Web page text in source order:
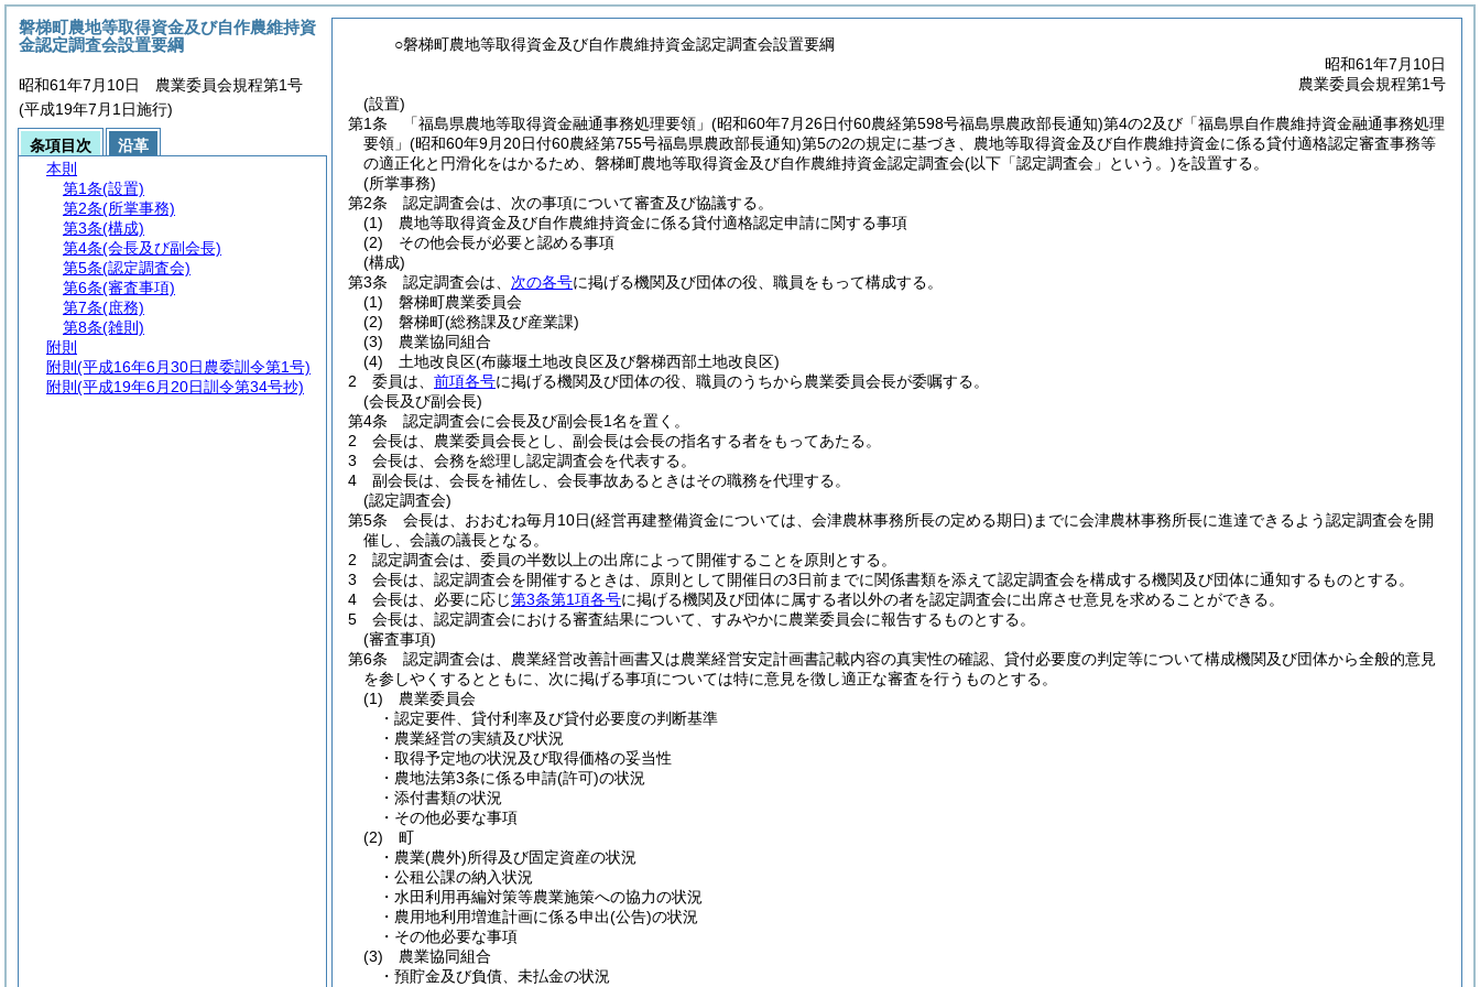
○磐梯町農地等取得資金及び自作農維持資金認定調査会設置要綱
昭和61年7月10日
農業委員会規程第1号
(設置)
第1条
「福島県農地等取得資金融通事務処理要領」 (昭和60年7月26日付60農経第598号福島県農政部長通知)第4の2及び「福島県自作農維持資金融通事務処理
要領」 (昭和60年9月20日付60農経第755号福島県農政部長通知)第5の2の規定に基づき、農地等取得資金及び自作農維持資金に係る貸付適格認定審査事務等
の適正化と円滑化をはかるため、磐梯町農地等取得資金及び自作農維持資金認定調査会(以下「認定調査会」という。)を設置する。
(所掌事務)
第2条
認定調査会は、次の事項について審査及び協議する。
(1)
農地等取得資金及び自作農維持資金に係る貸付適格認定申請に関する事項
(2)
その他会長が必要と認める事項
(構成)
第3条
認定調査会は、 次の各号に掲げる機関及び団体の役、職員をもって構成する。
(1)
磐梯町農業委員会
(2)
磐梯町(総務課及び産業課)
(3)
農業協同組合
(4)
土地改良区(布藤堰土地改良区及び磐梯西部土地改良区)
2
委員は、 前項各号に掲げる機関及び団体の役、職員のうちから農業委員会長が委嘱する。
(会長及び副会長)
第4条
認定調査会に会長及び副会長1名を置く。
2
会長は、農業委員会長とし、副会長は会長の指名する者をもってあたる。
3
会長は、会務を総理し認定調査会を代表する。
4
副会長は、会長を補佐し、会長事故あるときはその職務を代理する。
(認定調査会)
第5条
会長は、おおむね毎月10日(経営再建整備資金については、会津農林事務所長の定める期日) までに会津農林事務所長に進達できるよう認定調査会を開
催し、会議の議長となる。
2
認定調査会は、委員の半数以上の出席によって開催することを原則とする。
3
会長は、認定調査会を開催するときは、原則として開催日の3日前までに関係書類を添えて認定調査会を構成する機関及び団体に通知するものとする。
4
会長は、必要に応じ第3条第1項各号に掲げる機関及び団体に属する者以外の者を認定調査会に出席させ意見を求めることができる。
5
会長は、認定調査会における審査結果について、すみやかに農業委員会に報告するものとする。
(審査事項)
第6条
認定調査会は、農業経営改善計画書又は農業経営安定計画書記載内容の真実性の確認、貸付必要度の判定等について構成機関及び団体から全般的意見
を参しやくするとともに、次に掲げる事項については特に意見を徴し適正な審査を行うものとする。
(1)
農業委員会
・認定要件、貸付利率及び貸付必要度の判断基準
・農業経営の実績及び状況
・取得予定地の状況及び取得価格の妥当性
・農地法第3条に係る申請(許可)の状況
・添付書類の状況
・その他必要な事項
(2)
町
・農業(農外)所得及び固定資産の状況
・公租公課の納入状況
・水田利用再編対策等農業施策への協力の状況
・農用地利用増進計画に係る申出(公告)の状況
・その他必要な事項
(3)
農業協同組合
・預貯金及び負債、未払金の状況
磐梯町農地等取得資金及び自作農維持資
金認定調査会設置要綱
昭和61年7月10日 農業委員会規程第1号
(平成19年7月1日施行)
条項目次
沿革
本則
第1条(設置)
第2条(所掌事務)
第3条(構成)
第4条(会長及び副会長)
第5条(認定調査会)
第6条(審査事項)
第7条(庶務)
第8条(雑則)
附則
附則 (平成16年6月30日農委訓令第1号)
附則 (平成19年6月20日訓令第34号抄)